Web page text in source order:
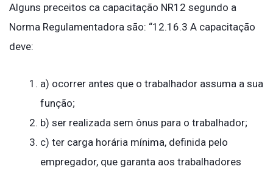
Alguns preceitos ca capacitação NR12 segundo a
Norma Regulamentadora são: “12.16.3 A capacitação
deve:
a) ocorrer antes que o trabalhador assuma a sua
função;
b) ser realizada sem ônus para o trabalhador;
c) ter carga horária mínima, definida pelo
empregador, que garanta aos trabalhadores